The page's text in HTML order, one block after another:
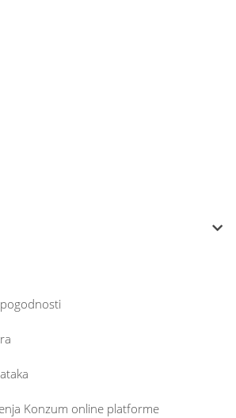
Konzum online platforme